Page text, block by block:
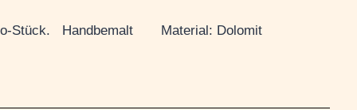
Stück. Handbemalt Material: Dolomit